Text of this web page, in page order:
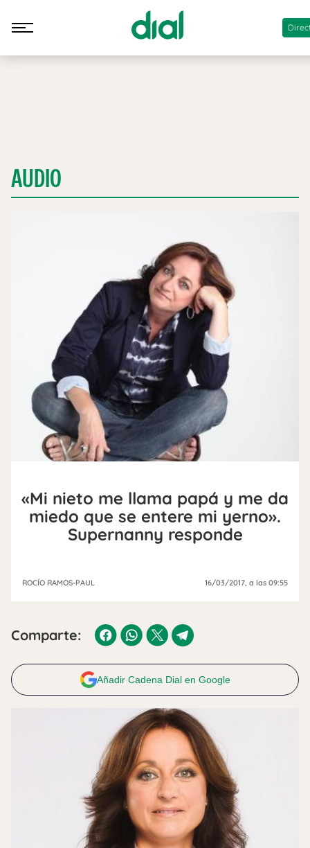
AUDIO
«Mi nieto me llama papá y me da
miedo que se entere mi yerno».
Supernanny responde
ROCÍO RAMOS-PAUL 16/03/2017, a las 09:55
Comparte:
Añadir Cadena Dial en Google